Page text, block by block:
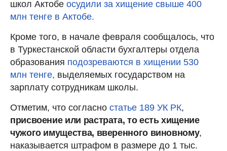
школ Актобе осудили за хищение свыше 400
млн тенге в Актобе.
Кроме того, в начале февраля сообщалось, что
в Туркестанской области бухгалтеры отдела
образования подозреваются в хищении 530
млн тенге, выделяемых государством на
зарплату сотрудникам школы.
Отметим, что согласно статье 189 УК РК,
присвоение или растрата, то есть хищение
чужого имущества, вверенного виновному,
наказывается штрафом в размере до 1 тыс.